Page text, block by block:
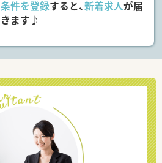
条件を登録すると、新着求人が届
きます♪